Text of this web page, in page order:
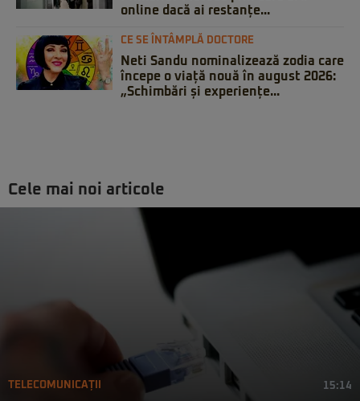
online dacă ai restanțe...
CE SE ÎNTÂMPLĂ DOCTORE
Neti Sandu nominalizează zodia care
începe o viață nouă în august 2026:
„Schimbări și experiențe...
Cele mai noi articole
TELECOMUNICAȚII 15:14